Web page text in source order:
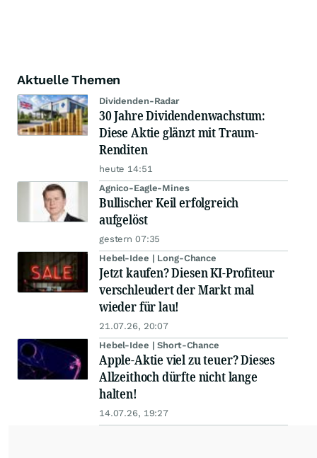
Aktuelle Themen
Dividenden-Radar
30 Jahre Dividendenwachstum:
Diese Aktie glänzt mit Traum-
Renditen
heute 14:51
Agnico-Eagle-Mines
Bullischer Keil erfolgreich
aufgelöst
gestern 07:35
Hebel-Idee | Long-Chance
Jetzt kaufen? Diesen KI-Profiteur
verschleudert der Markt mal
wieder für lau!
21.07.26, 20:07
Hebel-Idee | Short-Chance
Apple-Aktie viel zu teuer? Dieses
Allzeithoch dürfte nicht lange
halten!
14.07.26, 19:27